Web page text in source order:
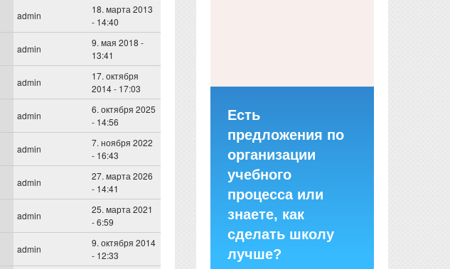
admin
18. марта 2013
- 14:40
admin
9. мая 2018 -
13:41
admin
17. октября
2014 - 17:03
admin
6. октября 2025
- 14:56
admin
7. ноября 2022
- 16:43
admin
27. марта 2026
- 14:41
admin
25. марта 2021
- 6:59
admin
9. октября 2014
- 12:33
Есть
предложения по
организации
учебного
процесса или
знаете, как
сделать школу
лучше?